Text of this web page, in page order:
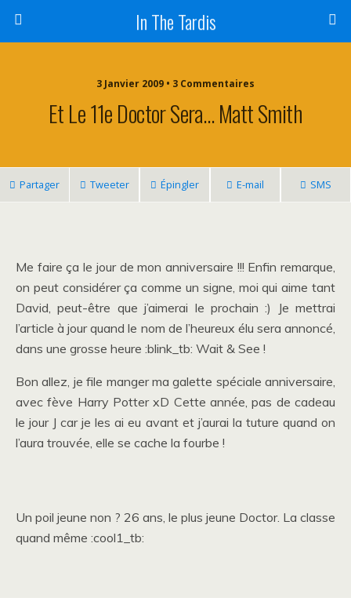
In The Tardis
3 Janvier 2009 • 3 Commentaires
Et Le 11e Doctor Sera… Matt Smith
Partager Tweeter Épingler E-mail SMS
Me faire ça le jour de mon anniversaire !!! Enfin remarque,
on peut considérer ça comme un signe, moi qui aime tant
David, peut-être que j’aimerai le prochain :) Je mettrai
l’article à jour quand le nom de l’heureux élu sera annoncé,
dans une grosse heure :blink_tb: Wait & See !
Bon allez, je file manger ma galette spéciale anniversaire,
avec fève Harry Potter xD Cette année, pas de cadeau
le jour J car je les ai eu avant et j’aurai la tuture quand on
l’aura trouvée, elle se cache la fourbe !
Un poil jeune non ? 26 ans, le plus jeune Doctor. La classe
quand même :cool1_tb: